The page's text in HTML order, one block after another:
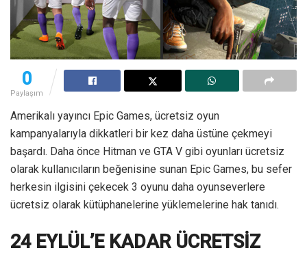
0
Paylaşım
Amerikalı yayıncı Epic Games, ücretsiz oyun
kampanyalarıyla dikkatleri bir kez daha üstüne çekmeyi
başardı. Daha önce Hitman ve GTA V gibi oyunları ücretsiz
olarak kullanıcıların beğenisine sunan Epic Games, bu sefer
herkesin ilgisini çekecek 3 oyunu daha oyunseverlere
ücretsiz olarak kütüphanelerine yüklemelerine hak tanıdı.
24 EYLÜL’E KADAR ÜCRETSİZ